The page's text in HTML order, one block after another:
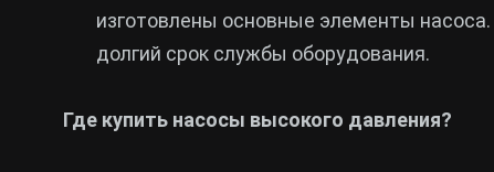
изготовлены основные элементы
долгий срок службы оборудования.
Где купить насосы высокого давления?